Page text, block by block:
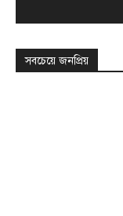
সবচেয়ে জনপ্রিয়